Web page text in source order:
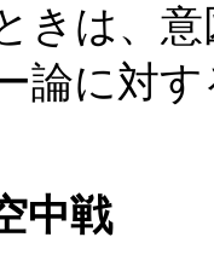
きは、
論に対
中戦